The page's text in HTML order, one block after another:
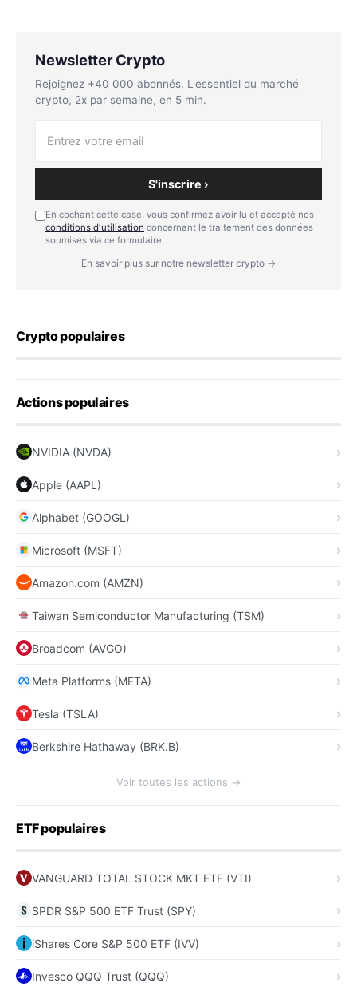
Newsletter Crypto
Rejoignez +40 000 abonnés. L'essentiel du marché
crypto, 2x par semaine, en 5 min.
S'inscrire ›
En cochant cette case, vous confirmez avoir lu et accepté nos
conditions d'utilisation concernant le traitement des données
soumises via ce formulaire.
En savoir plus sur notre newsletter crypto →
Crypto populaires
Actions populaires
NVIDIA (NVDA)
Apple (AAPL)
Alphabet (GOOGL)
Microsoft (MSFT)
Amazon.com (AMZN)
Taiwan Semiconductor Manufacturing (TSM)
Broadcom (AVGO)
Meta Platforms (META)
Tesla (TSLA)
Berkshire Hathaway (BRK.B)
Voir toutes les actions →
ETF populaires
VANGUARD TOTAL STOCK MKT ETF (VTI)
SPDR S&P 500 ETF Trust (SPY)
iShares Core S&P 500 ETF (IVV)
Invesco QQQ Trust (QQQ)